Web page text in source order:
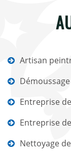
Artisan
Entreprise
Entreprise
Nettoyage